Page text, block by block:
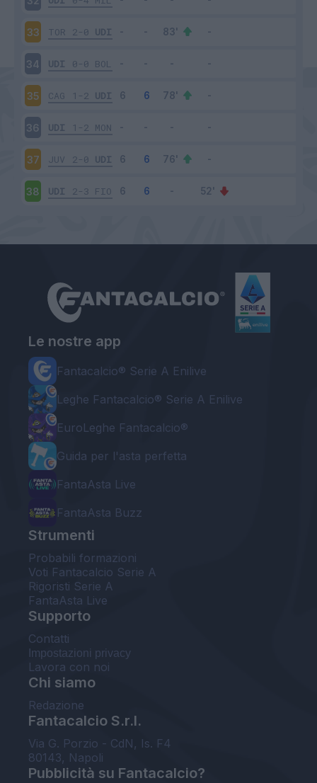
33 TOR 2-0 UDI
34 UDI 0-0 BOL
35 CAG 1-2 UDI
36 UDI 1-2 MON
37 JUV 2-0 UDI
38 UDI 2-3 FIO
Le nostre app
Fantacalcio® Serie A Enilive
Leghe Fantacalcio® Serie A Enilive
EuroLeghe Fantacalcio®
Guida per l'asta perfetta
FantaAsta Live
FantaAsta Buzz
Strumenti
Probabili formazioni
Voti Fantacalcio Serie A
Rigoristi Serie A
FantaAsta Live
Supporto
Contatti
Impostazioni privacy
Lavora con noi
Chi siamo
Redazione
Fantacalcio S.r.l.
Via G. Porzio - CdN, Is. F4
80143, Napoli
Pubblicità su Fantacalcio?